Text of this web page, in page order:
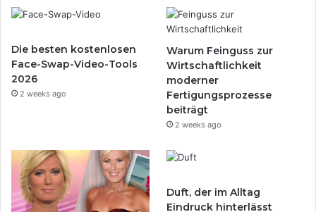
Die besten kostenlosen
Face-Swap-Video-Tools
2026
2 weeks ago
Warum Feinguss zur
Wirtschaftlichkeit
moderner
Fertigungsprozesse
beiträgt
2 weeks ago
Duft, der im Alltag
Eindruck hinterlässt